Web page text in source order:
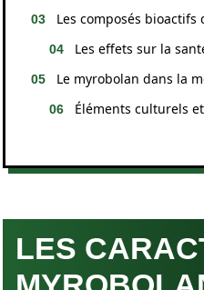
Les composés bioactifs
Les effets sur la
Le myrobolan dans la
Éléments culturels
LES